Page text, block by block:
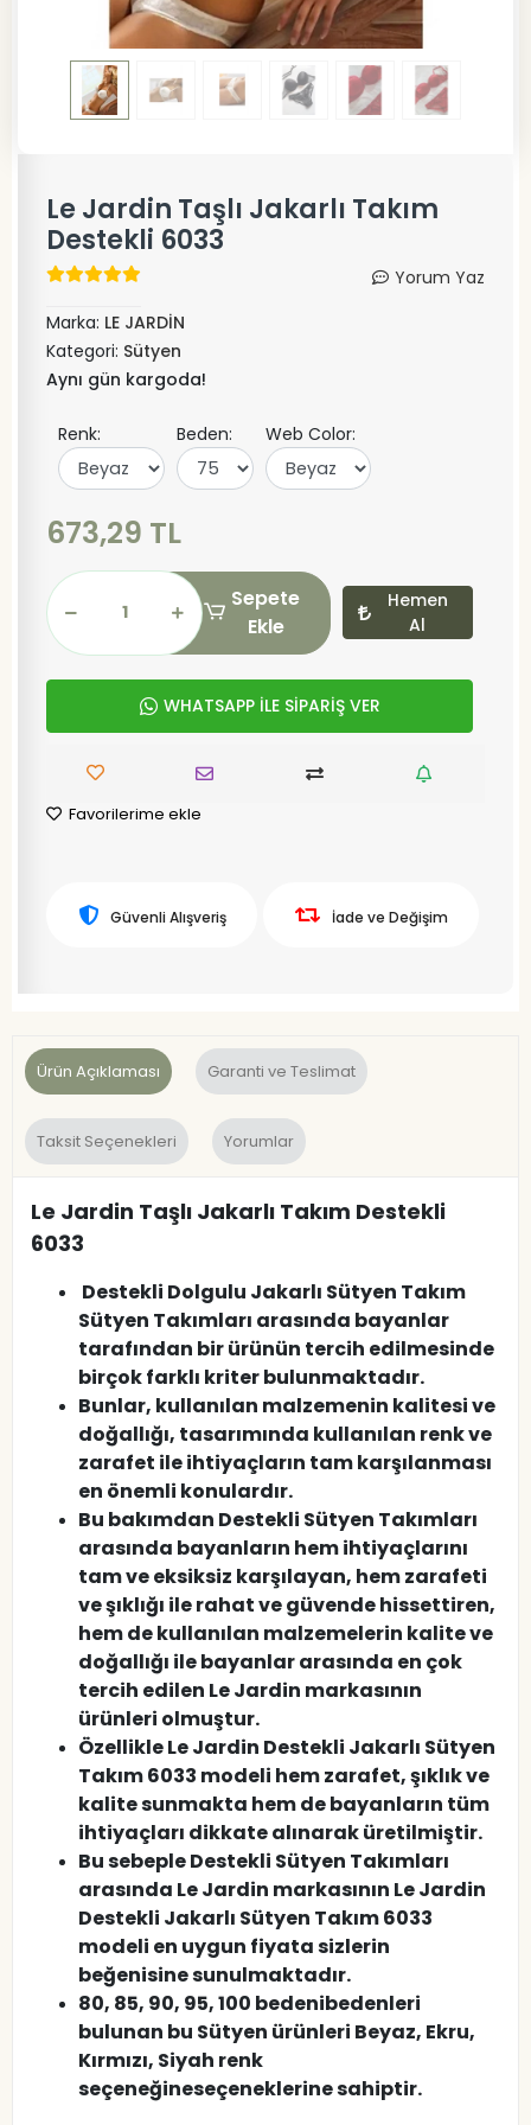
Le Jardin Taşlı Jakarlı Takım
Destekli 6033
Yorum Yaz
Marka: LE JARDİN
Kategori: Sütyen
Aynı gün kargoda!
Renk: Beden: Web Color:
673,29 TL
Sepete
Ekle
Hemen
Al
WHATSAPP İLE SİPARİŞ VER
Favorilerime ekle
Güvenli Alışveriş İade ve Değişim
Ürün Açıklaması Garanti ve Teslimat
Taksit Seçenekleri Yorumlar
Le Jardin Taşlı Jakarlı Takım Destekli
6033
Destekli Dolgulu Jakarlı Sütyen Takım
Sütyen Takımları arasında bayanlar
tarafından bir ürünün tercih edilmesinde
birçok farklı kriter bulunmaktadır.
Bunlar, kullanılan malzemenin kalitesi ve
doğallığı, tasarımında kullanılan renk ve
zarafet ile ihtiyaçların tam karşılanması
en önemli konulardır.
Bu bakımdan Destekli Sütyen Takımları
arasında bayanların hem ihtiyaçlarını
tam ve eksiksiz karşılayan, hem zarafeti
ve şıklığı ile rahat ve güvende hissettiren,
hem de kullanılan malzemelerin kalite ve
doğallığı ile bayanlar arasında en çok
tercih edilen Le Jardin markasının
ürünleri olmuştur.
Özellikle Le Jardin Destekli Jakarlı Sütyen
Takım 6033 modeli hem zarafet, şıklık ve
kalite sunmakta hem de bayanların tüm
ihtiyaçları dikkate alınarak üretilmiştir.
Bu sebeple Destekli Sütyen Takımları
arasında Le Jardin markasının Le Jardin
Destekli Jakarlı Sütyen Takım 6033
modeli en uygun fiyata sizlerin
beğenisine sunulmaktadır.
80, 85, 90, 95, 100 bedenibedenleri
bulunan bu Sütyen ürünleri Beyaz, Ekru,
Kırmızı, Siyah renk
seçeneğineseçeneklerine sahiptir.